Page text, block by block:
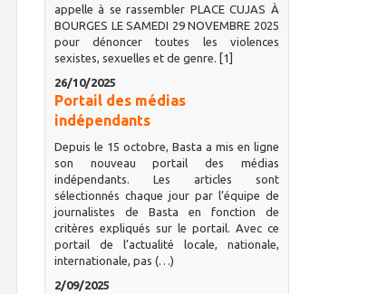
appelle à se rassembler PLACE CUJAS À
BOURGES LE SAMEDI 29 NOVEMBRE 2025
pour dénoncer toutes les violences
sexistes, sexuelles et de genre. [1]
26/10/2025
Portail des médias
indépendants
Depuis le 15 octobre, Basta a mis en ligne
son nouveau portail des médias
indépendants. Les articles sont
sélectionnés chaque jour par l’équipe de
journalistes de Basta en fonction de
critères expliqués sur le portail. Avec ce
portail de l’actualité locale, nationale,
internationale, pas (…)
2/09/2025